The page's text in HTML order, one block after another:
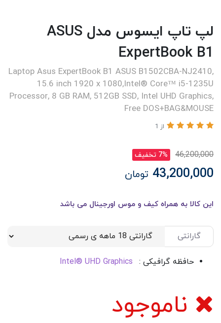
لپ تاپ ایسوس مدل ASUS
ExpertBook B1
Laptop Asus ExpertBook B1 ASUS B1502CBA-NJ2410,
15.6 inch 1920 x 1080,Intel® Core™ i5-1235U
Processor, 8 GB RAM, 512GB SSD, Intel UHD Graphics,
Free DOS+BAG&MOUSE
از 1
46,200,000 7% تخفیف
43,200,000 تومان
این کالا به همراه کیف و موس اورجینال می باشد
گارانتی
حافظه گرافیکی : Intel® UHD Graphics
ناموجود